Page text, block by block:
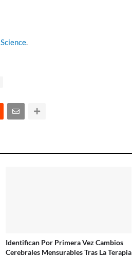
Science.
Identifican Por Primera Vez Cambios
Cerebrales Mensurables Tras La Terapia